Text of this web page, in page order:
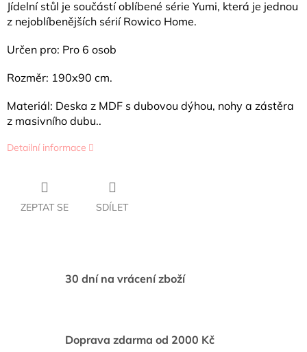
Jídelní stůl je součástí oblíbené série Yumi, která je jednou
z nejoblíbenějších sérií Rowico Home.
Určen pro: Pro 6 osob
Rozměr: 190x90 cm.
Materiál: Deska z MDF s dubovou dýhou, nohy a zástěra
z masivního dubu..
Detailní informace
ZEPTAT SE SDÍLET
30 dní na vrácení zboží
Doprava zdarma od 2000 Kč